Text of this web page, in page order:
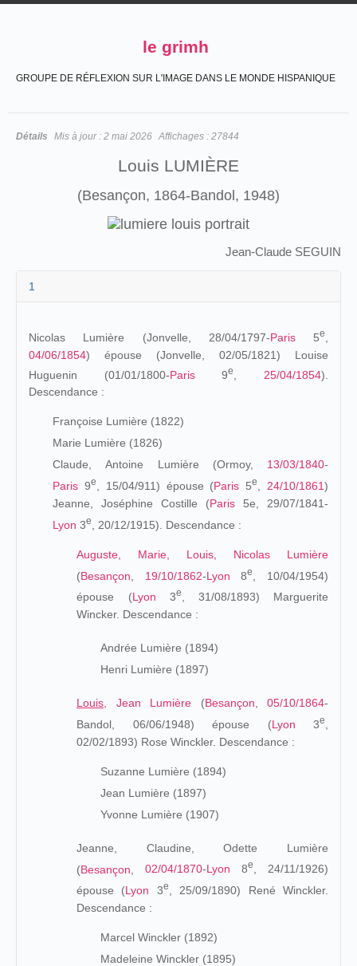
le grimh
GROUPE DE RÉFLEXION SUR L'IMAGE DANS LE MONDE HISPANIQUE
Détails Mis à jour : 2 mai 2026 Affichages : 27844
Louis LUMIÈRE
(Besançon, 1864-Bandol, 1948)
Jean-Claude SEGUIN
1
Nicolas Lumière (Jonvelle, 28/04/1797-Paris5e
04/06/1854) épouse (Jonvelle, 02/05/1821) Louise
Huguenin (01/01/1800-Paris9e 25/04/1854).
Descendance :
Françoise Lumière (1822)
Marie Lumière (1826)
Claude, Antoine Lumière (Ormoy, 13/03/1840-
Paris 9e , 15/04/911) épouse (Paris 5e 24/10/1861)
Jeanne, Joséphine Costille (Paris 5e, 29/07/1841-
Lyon 3e , 20/12/1915). Descendance :
Auguste, Marie, Louis, Nicolas Lumière
(Besançon 19/10/1862-Lyon 8e
, 10/04/1954)
épouse (Lyon 3e
31/08/1893) Marguerite
Wincker. Descendance :
Andrée Lumière (1894)
Henri Lumière (1897)
Louis , Jean Lumière (Besançon 05/10/1864-
Bandol, 06/06/1948) épouse (Lyon 3e
02/02/1893) Rose Winckler. Descendance :
Suzanne Lumière (1894)
Jean Lumière (1897)
Yvonne Lumière (1907)
Jeanne, Claudine, Odette Lumière
(Besançon 02/04/1870-Lyon 8e, 24/11/1926)
épouse (Lyon 3e
, 25/09/1890) René Winckler.
Descendance :
Marcel Winckler (1892)
Madeleine Winckler (1895)